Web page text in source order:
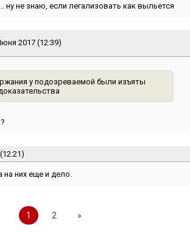
ну не знаю, если легализовать как выльется
2017 (12:39)
у подозреваемой были изъяты
на них еще и дело.
1 2 »